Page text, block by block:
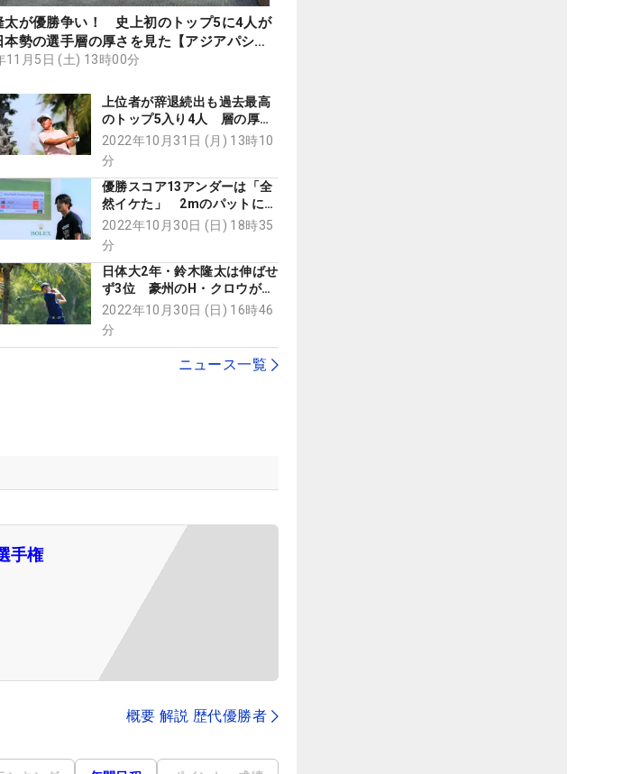
太が優勝争い！ 史上初のトップ5に4人が
本勢の選手層の厚さを見た【アジアパシフ
アマチュア】
11月5日 (土) 13時00分
上位者が辞退続出も過去最高
のトップ5入り4人 層の厚さ
を見せた日本勢の収穫と課題
【アジア太平洋アマ】
2022年10月31日 (月) 13時10
分
優勝スコア13アンダーは「全
然イケた」 2mのパットに苦
しんだ鈴木隆太は“夢の舞
台”逃す
2022年10月30日 (日) 18時35
分
日体大2年・鈴木隆太は伸ばせ
ず3位 豪州のH・クロウがマ
スターズ＆全英切符獲得
2022年10月30日 (日) 16時46
分
ニュース一覧
手権
概要 解説 歴代優勝者